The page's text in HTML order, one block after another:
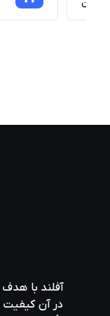
تومان
آفلند با
در آن کیفیت